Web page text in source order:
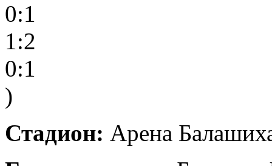
0:1
1:2
0:1
)
Стадион: Арена